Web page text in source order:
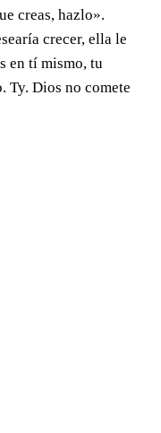
creas, hazlo».
crecer, ella le
en tí mismo, tu
Ty. Dios no comete